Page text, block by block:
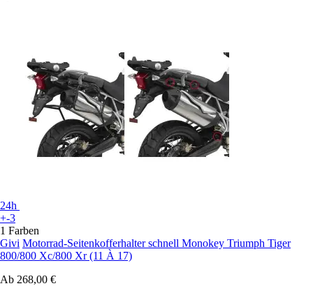
24h
+-3
1 Farben
Givi Motorrad-Seitenkofferhalter schnell Monokey Triumph Tiger
800/800 Xc/800 Xr (11 À 17)
Ab 268,00 €